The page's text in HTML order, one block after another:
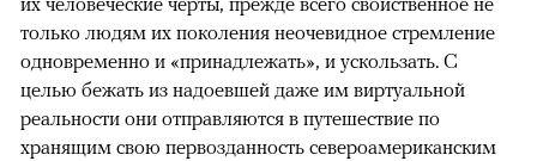
только людям их поколения неочевидное стремление
одновременно и «принадлежать», и ускользать. С
целью бежать из надоевшей даже им виртуальной
реальности они отправляются в путешествие по
хранящим свою первозданность североамериканским